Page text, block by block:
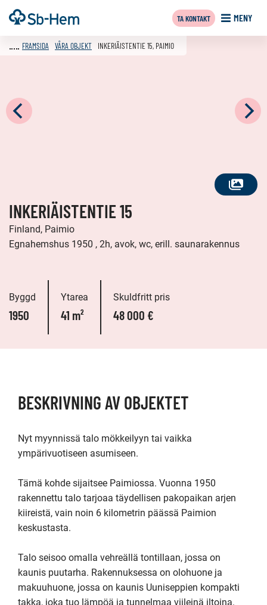
Till
innehållet
Framsida MENY
TA KONTAKT
SE
FRAMSIDA VÅRA OBJEKT INKERIÄISTENTIE 15, PAIMIO
INKERIÄISTENTIE 15
Finland, Paimio
Egnahemshus 1950 , 2h, avok, wc, erill. saunarakennus
Byggd
1950
Ytarea
41 m²
Skuldfritt pris
48 000 €
BESKRIVNING AV OBJEKTET
Nyt myynnissä talo mökkeilyyn tai vaikka
ympärivuotiseen asumiseen.
Tämä kohde sijaitsee Paimiossa. Vuonna 1950
rakennettu talo tarjoaa täydellisen pakopaikan arjen
kiireistä, vain noin 6 kilometrin päässä Paimion
keskustasta.
Talo seisoo omalla vehreällä tontillaan, jossa on
kaunis puutarha. Rakennuksessa on olohuone ja
makuuhuone, jossa on kaunis Uuniseppien kompakti
takka, joka tuo lämpöä ja tunnelmaa viileinä iltoina.